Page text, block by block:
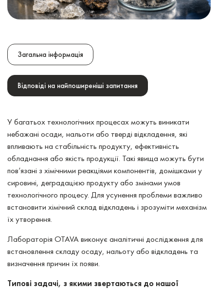
Загальна інформація
Відповіді на найпоширеніші запитання
У багатьох технологічних процесах можуть виникати
небажані осади, нальоти або тверді відкладення, які
впливають на стабільність продукту, ефективність
обладнання або якість продукції. Такі явища можуть бути
пов’язані з хімічними реакціями компонентів, домішками у
сировині, деградацією продукту або змінами умов
технологічного процесу. Для усунення проблеми важливо
встановити хімічний склад відкладень і зрозуміти механізм
їх утворення.
Лабораторія OTAVA виконує аналітичні дослідження для
встановлення складу осаду, нальоту або відкладень та
визначення причин їх появи.
Типові задачі, з якими звертаються до нашої